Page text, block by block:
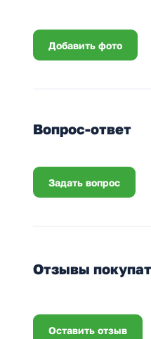
Добавить фото
Вопрос-ответ
Задать вопрос
Отзывы
Оставить отзыв